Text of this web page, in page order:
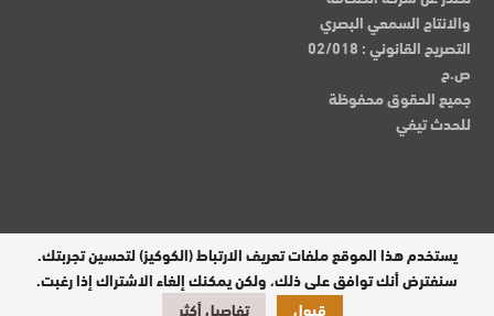
والانتاج السمعي البصري
التصريح القانوني : 02/018
ص.ح
جميع الحقوق محفوظة
للحدث تيفي
مدير النشر : عبدالقادر الوالي
تصميم وبرمجة
يستخدم هذا الموقع ملفات تعريف الارتباط (الكوكيز) لتحسين تجربتك.
سنفترض أنك توافق على ذلك، ولكن يمكنك إلغاء الاشتراك إذا رغبت.
قبول
تفاصيل أكثر